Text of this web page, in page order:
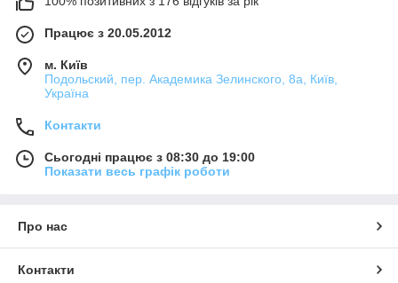
Працює з 20.05.2012
м. Київ
Подольский, пер. Академика Зелинского, 8а, Київ,
Україна
Контакти
Сьогодні працює з 08:30 до 19:00
Показати весь графік роботи
Про нас
Контакти